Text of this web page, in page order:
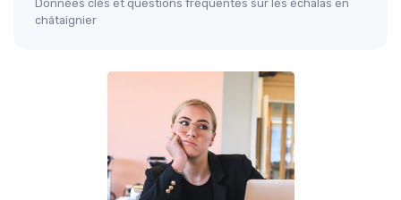
Données clés et questions fréquentes sur les échalas en
châtaignier